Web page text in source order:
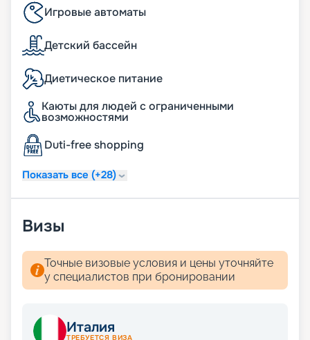
Игровые автоматы
Детский бассейн
Диетическое питание
Каюты для людей с ограниченными
возможностями
Duti-free shopping
Показать все (+28)
Визы
Точные визовые условия и цены уточняйте
у специалистов при бронировании
Италия
ТРЕБУЕТСЯ ВИЗА